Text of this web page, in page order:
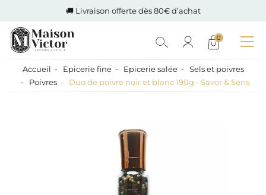
🚚 Livraison offerte dès 80€ d’achat
0
Accueil Epicerie fine Epicerie salée
Sels et poivres
Poivres
Duo de poivre noir et blanc 190g - Savor & Sens